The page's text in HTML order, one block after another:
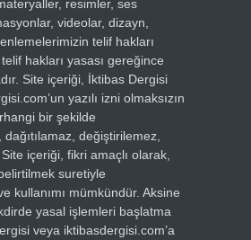
resimler, ses
videolar, dizayn,
telif hakları
hakları yasası gereğince
Site içeriği, İktibas Dergisi
yazılı izni olmaksızın
bir şekilde
değiştirilemez,
içeriği, fikri amaçlı olarak,
suretiyle
kullanımı mümkündür. Aksine
yasal işlemleri başlatma
veya iktibasdergisi.com’a